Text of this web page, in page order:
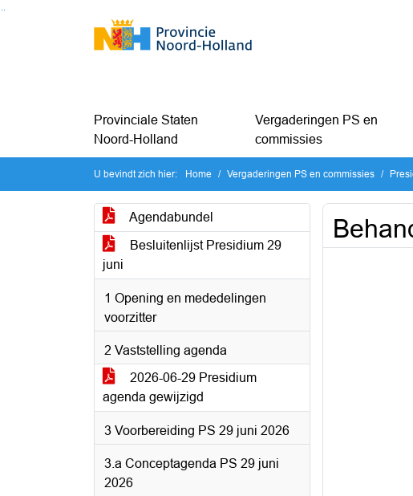
Ga naar de inhoud van deze pagina
Ga naar het zoeken
Provinciale Staten
Noord-Holland
Vergaderingen PS en
commissies
U bevindt zich hier: Home Vergaderingen PS en commissies
Agendabundel
Besluitenlijst Presidium 29
juni
1 Opening en mededelingen
voorzitter
2 Vaststelling agenda
2026-06-29 Presidium
agenda gewijzigd
3 Voorbereiding PS 29 juni 2026
3.a Conceptagenda PS 29 juni
2026